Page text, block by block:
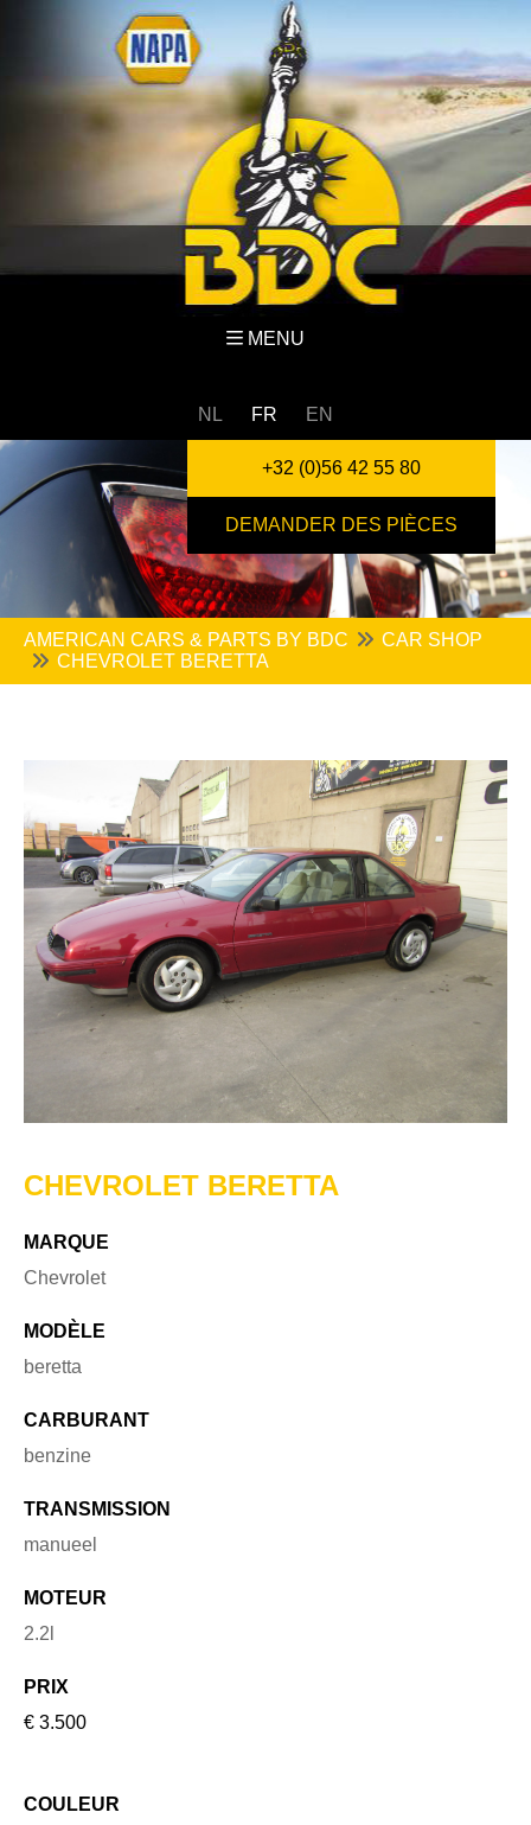
MENU
NL FR EN
+32 (0)56 42 55 80
DEMANDER DES PIÈCES
AMERICAN CARS & PARTS BY BDC
CAR SHOP
CHEVROLET BERETTA
CHEVROLET BERETTA
MARQUE
Chevrolet
MODÈLE
beretta
CARBURANT
benzine
TRANSMISSION
manueel
MOTEUR
2.2l
PRIX
€ 3.500
COULEUR